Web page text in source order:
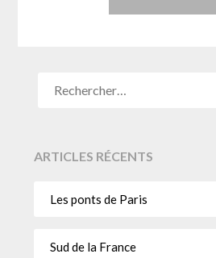
ARTICLES RÉCENTS
Les ponts de Paris
Sud de la France